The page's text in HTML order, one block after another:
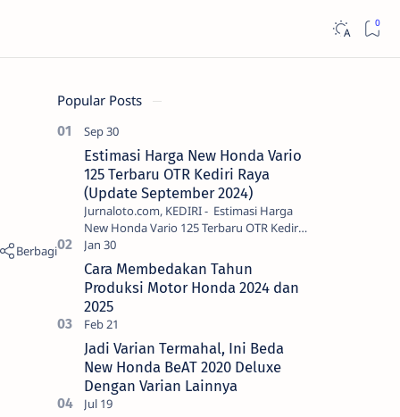
Popular Posts
Estimasi Harga New Honda Vario
125 Terbaru OTR Kediri Raya
(Update September 2024)
Jurnaloto.com, KEDIRI - Estimasi Harga
New Honda Vario 125 Terbaru OTR Kediri
Raya (Update September 2024) Brosis
sekalian, PT Astra Honda Motor (AH…
Cara Membedakan Tahun
Produksi Motor Honda 2024 dan
2025
Jadi Varian Termahal, Ini Beda
New Honda BeAT 2020 Deluxe
Dengan Varian Lainnya